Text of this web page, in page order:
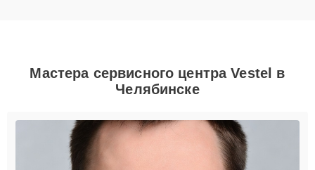
Мастера сервисного центра Vestel в
Челябинске